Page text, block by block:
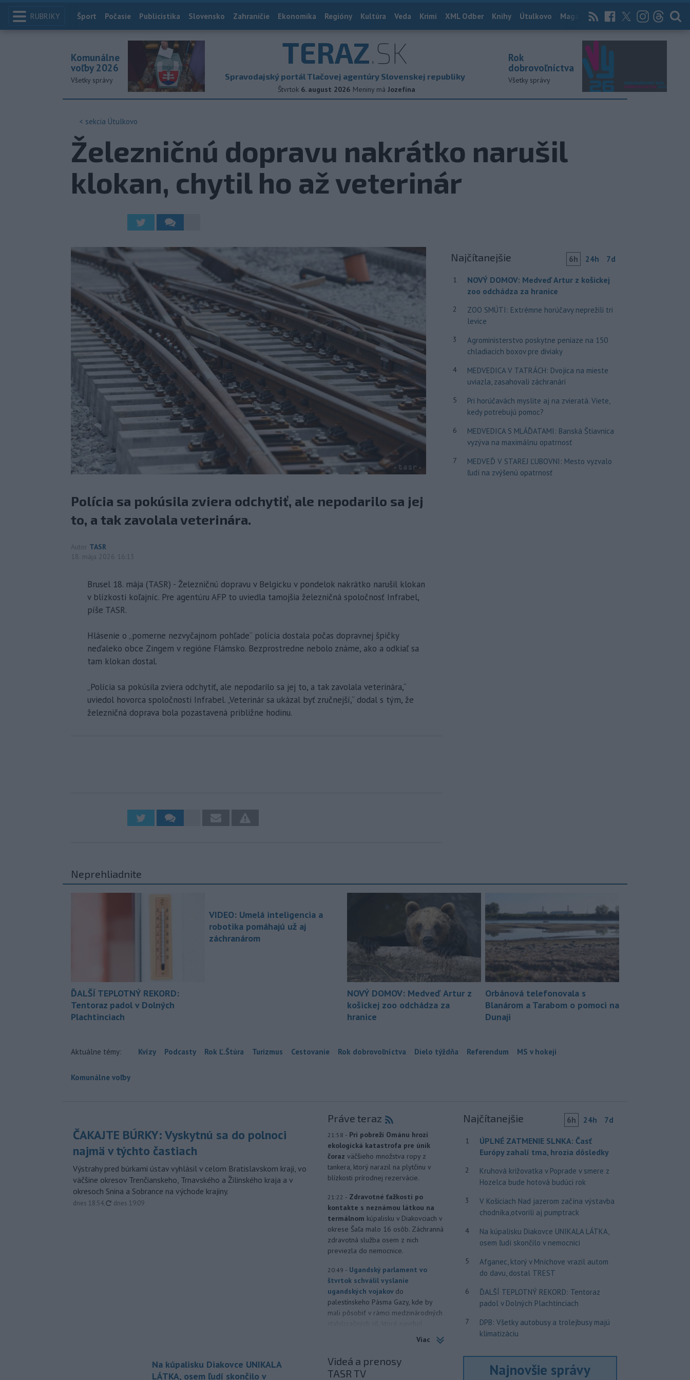
RUBRIKY Index
Šport Počasie Publicistika Slovensko Zahraničie Ekonomika Regióny Kultúra Veda Krimi XML Odber Knihy Útulkovo Magazín News Now Archív
TERAZ.SK
Spravodajský portál Tlačovej agentúry Slovenskej republiky
Štvrtok 6. august 2026 Meniny má Jozefína
Komunálne
voľby 2026
Všetky správy
Rok
dobrovoľníctva
Všetky správy
< sekcia Útulkovo
Železničnú dopravu nakrátko narušil
klokan, chytil ho až veterinár
Polícia sa pokúsila zviera odchytiť, ale nepodarilo sa jej
to, a tak zavolala veterinára.
Autor TASR
18. mája 2026 16:13
Brusel 18. mája (TASR) - Železničnú dopravu v Belgicku v pondelok nakrátko narušil klokan
v blízkosti koľajníc. Pre agentúru AFP to uviedla tamojšia železničná spoločnosť Infrabel,
píše TASR.
Hlásenie o „pomerne nezvyčajnom pohľade“ polícia dostala počas dopravnej špičky
neďaleko obce Zingem v regióne Flámsko. Bezprostredne nebolo známe, ako a odkiaľ sa
tam klokan dostal.
„Polícia sa pokúsila zviera odchytiť, ale nepodarilo sa jej to, a tak zavolala veterinára,“
uviedol hovorca spoločnosti Infrabel. „Veterinár sa ukázal byť zručnejší,“ dodal s tým, že
železničná doprava bola pozastavená približne hodinu.
Najčítanejšie 6h 24h 7d
1
NOVÝ DOMOV: Medveď Artur z košickej
zoo odchádza za hranice
2
ZOO SMÚTI: Extrémne horúčavy neprežili tri
levice
3
Agroministerstvo poskytne peniaze na 150
chladiacich boxov pre diviaky
4
MEDVEDICA V TATRÁCH: Dvojica na mieste
uviazla, zasahovali záchranári
5
Pri horúčavách myslite aj na zvieratá. Viete,
kedy potrebujú pomoc?
6
MEDVEDICA S MLÁĎATAMI: Banská Štiavnica
vyzýva na maximálnu opatrnosť
7
MEDVEĎ V STAREJ ĽUBOVNI: Mesto vyzvalo
ľudí na zvýšenú opatrnosť
Neprehliadnite
ĎALŠÍ TEPLOTNÝ REKORD:
Tentoraz padol v Dolných
Plachtinciach
VIDEO: Umelá inteligencia a
robotika pomáhajú už aj
záchranárom
NOVÝ DOMOV: Medveď Artur z
košickej zoo odchádza za
hranice
Orbánová telefonovala s
Blanárom a Tarabom o pomoci na
Dunaji
Aktuálne témy: Kvízy Podcasty Rok Ľ.Štúra Turizmus Cestovanie Rok dobrovoľníctva Dielo týždňa Referendum MS v hokeji
Komunálne voľby
ČAKAJTE BÚRKY: Vyskytnú sa do polnoci
najmä v týchto častiach
Výstrahy pred búrkami ústav vyhlásil v celom Bratislavskom kraji, vo
väčšine okresov Trenčianskeho, Trnavského a Žilinského kraja a v
okresoch Snina a Sobrance na východe krajiny.
dnes 18:54, aktualizované
dnes 19:09
Na kúpalisku Diakovce UNIKALA
LÁTKA, osem ľudí skončilo v
Práve teraz
21:58 - Pri pobreží Ománu hrozí
ekologická katastrofa pre únik
čoraz väčšieho množstva ropy z
tankera, ktorý narazil na plytčinu v
blízkosti prírodnej rezervácie.
21:22 - Zdravotné ťažkosti po
kontakte s neznámou látkou na
termálnom kúpalisku v Diakovciach v
okrese Šaľa malo 16 osôb. Záchranná
zdravotná služba osem z nich
previezla do nemocnice.
20:49 - Ugandský parlament vo
štvrtok schválil vyslanie
ugandských vojakov do
palestínskeho Pásma Gazy, kde by
mali pôsobiť v rámci medzinárodných
(FA) stiahla svoju podporu
prezidentovi
Viac
Videá a prenosy
TASR TV
Najčítanejšie 6h 24h 7d
1
ÚPLNÉ ZATMENIE SLNKA: Časť
Európy zahalí tma, hrozia dôsledky
2
Kruhová križovatka v Poprade v smere z
Hozelca bude hotová budúci rok
3
V Košiciach Nad jazerom začína výstavba
chodníka,otvorili aj pumptrack
4
Na kúpalisku Diakovce UNIKALA LÁTKA,
osem ľudí skončilo v nemocnici
5
Afganec, ktorý v Mníchove vrazil autom
do davu, dostal TREST
6
ĎALŠÍ TEPLOTNÝ REKORD: Tentoraz
padol v Dolných Plachtinciach
7
DPB: Všetky autobusy a trolejbusy majú
klimatizáciu
Najnovšie správy